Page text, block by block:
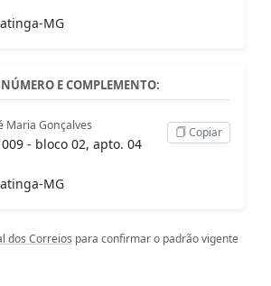
MG
E COMPLEMENTO:
Maria Gonçalves
- bloco 02, apto. 04
MG
Copiar
dos Correios para confirmar o padrão vigente